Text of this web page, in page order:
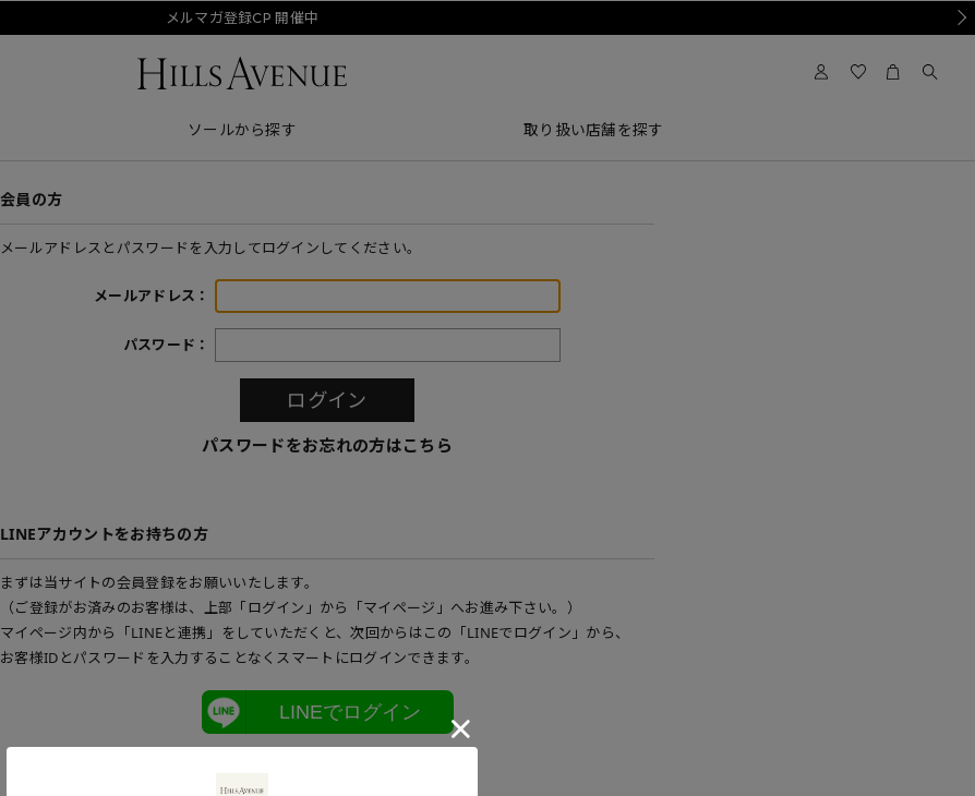
メルマガ登録CP 開催中
ソールから探す 取り扱い店舗を探す
会員の方
メールアドレスとパスワードを入力してログインしてください。
メールアドレス：
パスワード：
パスワードをお忘れの方はこちら
LINEアカウントをお持ちの方
まずは当サイトの会員登録をお願いいたします。
（ご登録がお済みのお客様は、上部「ログイン」から「マイページ」へお進み下さい。）
マイページ内から「LINEと連携」をしていただくと、次回からはこの「LINEでログイン」から、
お客様IDとパスワードを入力することなくスマートにログインできます。
LINEでログイン